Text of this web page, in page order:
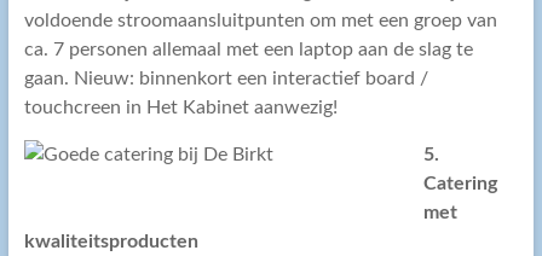
voldoende stroomaansluitpunten om met een groep van
ca. 7 personen allemaal met een laptop aan de slag te
gaan. Nieuw: binnenkort een interactief board /
touchcreen in Het Kabinet aanwezig!
5.
Catering
met
kwaliteitsproducten